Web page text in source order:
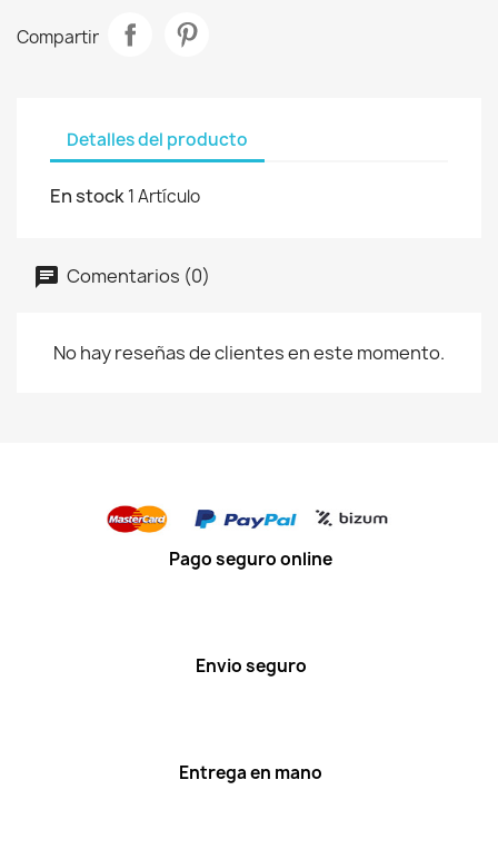
Compartir
Detalles del producto
En stock1 Artículo
Comentarios (0)
No hay reseñas de clientes en este momento.
Pago seguro online
Envio seguro
Entrega en mano